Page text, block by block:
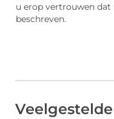
u erop vertrouwen
beschreven.